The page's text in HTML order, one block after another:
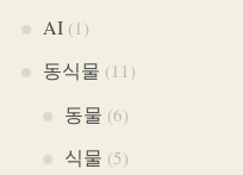
AI(1)
동식물 (11)
동물 (6)
식물 (5)